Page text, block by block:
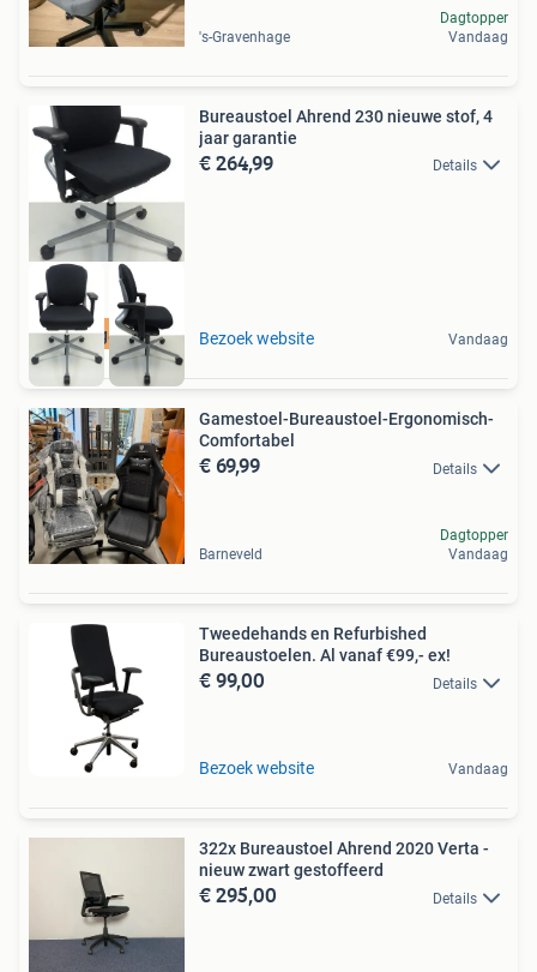
's-Gravenhage
Dagtopper
Vandaag
4 jaar garantie
Bureaustoel Ahrend 230 nieuwe stof, 4
jaar garantie
€ 264,99 Details
Bezoek website Vandaag
Gamestoel-Bureaustoel-Ergonomisch-
Comfortabel
€ 69,99 Details
Barneveld
Dagtopper
Vandaag
Tweedehands en Refurbished
Bureaustoelen. Al vanaf €99,- ex!
€ 99,00 Details
Bezoek website Vandaag
322x Bureaustoel Ahrend 2020 Verta -
nieuw zwart gestoffeerd
€ 295,00 Details